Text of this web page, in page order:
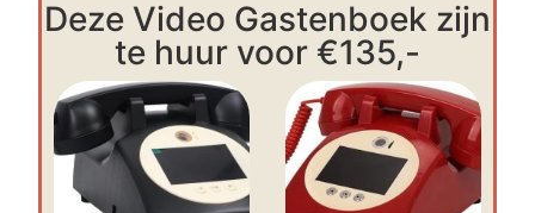
Deze Video Gastenboek zijn
te huur voor €135,-